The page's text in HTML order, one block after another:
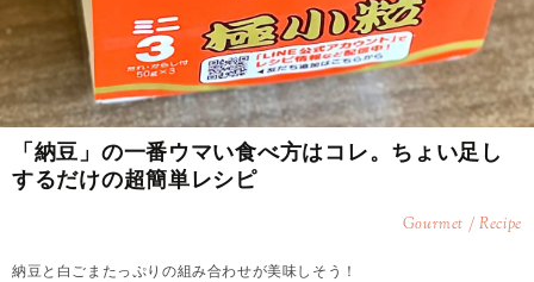
「納豆」の一番ウマい食べ方はコレ。ちょい足し
するだけの超簡単レシピ
Gourmet / Recipe
納豆と白ごまたっぷりの組み合わせが美味しそう！